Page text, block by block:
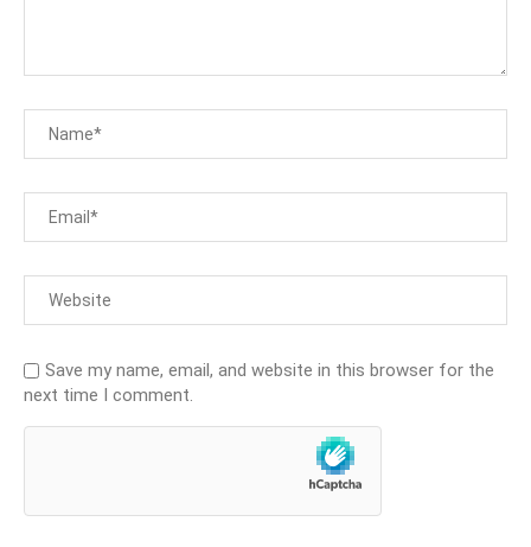
Save my name, email, and website in this browser for the
next time I comment.